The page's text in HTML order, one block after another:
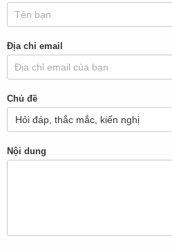
Địa chỉ email
Chủ đề
Nội dung